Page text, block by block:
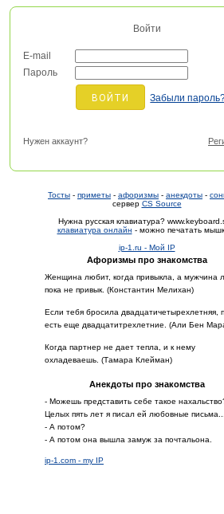
Войти
E-mail
Пароль
Забыли
Нужен аккаунт?
Тосты - приметы - афоризмы - анекдоты -
сервер CS Source
Нужна русская клавиатура?
клавиатура онлайн - можно печатать
ip-1.ru - Мой IP
Афоризмы про знакомства
Женщина любит, когда привыкла, а мужчина
пока не привык. (Константин Мелихан)
Если тебя бросила двадцатичетырехлетняя,
есть еще двадцатитрехлетние. (Али Бен
Когда партнер не дает тепла, и к нему
охладеваешь. (Тамара Клейман)
Анекдоты про знакомства
- Можешь представить себе такое
Целых пять лет я писал ей любовные письма...
- А потом?
- А потом она вышла замуж за почтальона.
ip-1.com - my IP